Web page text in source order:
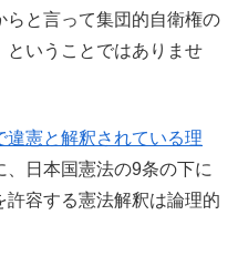
らと言って集団的自衛権の
ということではありませ
憲と解釈されている理
、日本国憲法の9条の下に
容する憲法解釈は論理的